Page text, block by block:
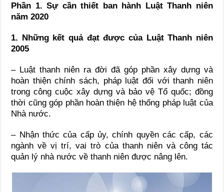
Phần 1. Sự cần thiết ban hành Luật Thanh niên
năm 2020
1. Những kết quả đạt được của Luật Thanh niên
2005
– Luật thanh niên ra đời đã góp phần xây dựng và
hoàn thiện chính sách, pháp luật đối với thanh niên
trong công cuộc xây dựng và bảo vệ Tổ quốc; đồng
thời cũng góp phần hoàn thiện hệ thống pháp luật của
Nhà nước.
– Nhận thức của cấp ủy, chính quyền các cấp, các
ngành về vị trí, vai trò của thanh niên và công tác
quản lý nhà nước về thanh niên được nâng lên.